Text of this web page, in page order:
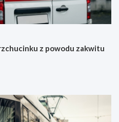
z powodu zakwitu